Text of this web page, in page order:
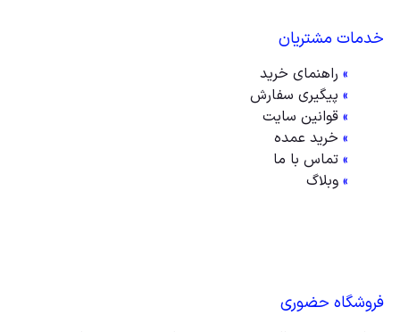
خدمات مشتریان
» راهنمای خرید
» پیگیری سفارش
» قوانین سایت
» خرید عمده
» تماس با ما
» وبلاگ
فروشگاه حضوری